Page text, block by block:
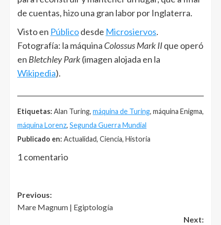
de cuentas, hizo una gran labor por Inglaterra.
Visto en Públicodesde Microsiervos.
Fotografía: la máquina Colossus Mark IIque operó
en Bletchley Park(imagen alojada en la
Wikipedia).
Etiquetas: Alan Turing, máquina de Turing, máquina Enigma,
máquina Lorenz, Segunda Guerra Mundial
Publicado en: Actualidad, Ciencia, Historia
1 comentario
Post
navigation
Previous:
Mare Magnum | Egiptología
Next: